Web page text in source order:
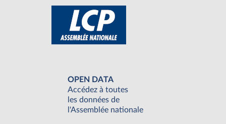
OPEN DATA
Accédez à toutes
les données de
l'Assemblée nationale